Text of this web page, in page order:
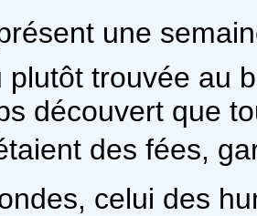
une
plutôt trouvée au
découvert que
des fées,
celui des